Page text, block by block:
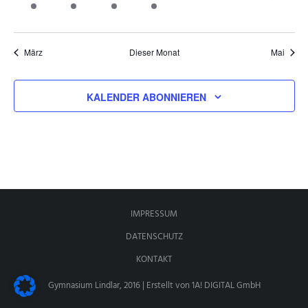
März Dieser Monat Mai
KALENDER ABONNIEREN
IMPRESSUM
DATENSCHUTZ
KONTAKT
Gymnasium Lindlar, 2016 | Erstellt von1A! DIGITAL GmbH